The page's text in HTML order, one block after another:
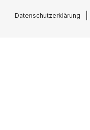
Datenschutzerklärung